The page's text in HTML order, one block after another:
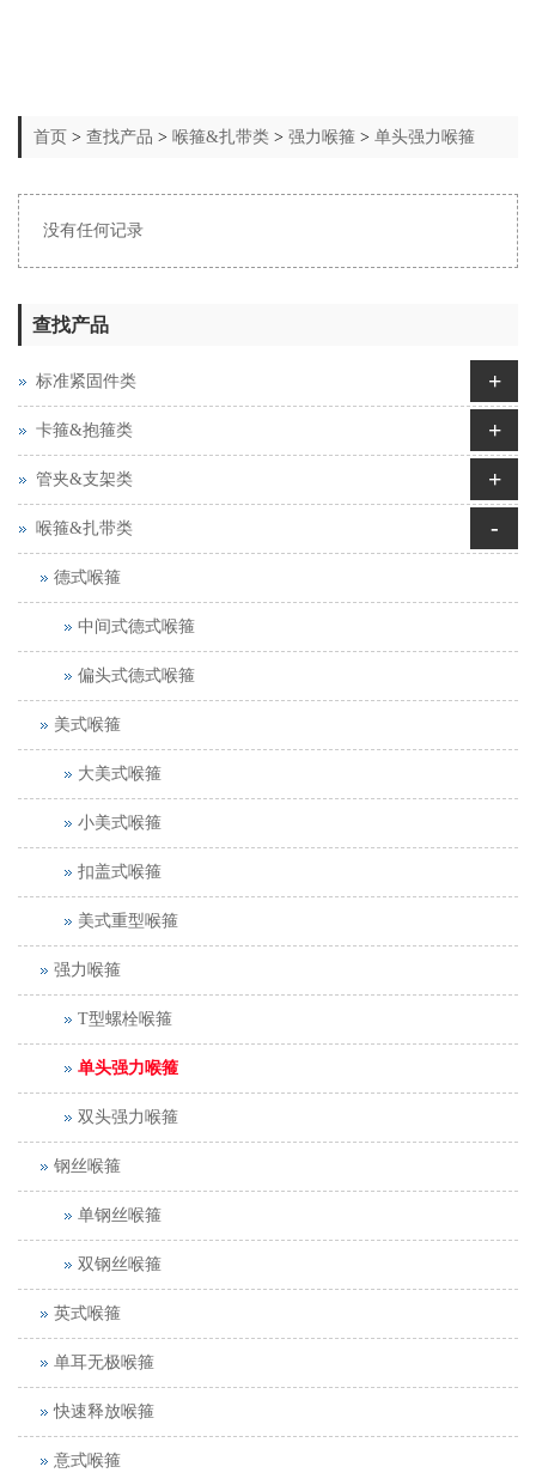
首页 > 查找产品 > 喉箍&扎带类 > 强力喉箍 > 单头强力喉箍
没有任何记录
查找产品
标准紧固件类 +
卡箍&抱箍类 +
管夹&支架类 +
喉箍&扎带类 -
德式喉箍
中间式德式喉箍
偏头式德式喉箍
美式喉箍
大美式喉箍
小美式喉箍
扣盖式喉箍
美式重型喉箍
强力喉箍
T型螺栓喉箍
单头强力喉箍
双头强力喉箍
钢丝喉箍
单钢丝喉箍
双钢丝喉箍
英式喉箍
单耳无极喉箍
快速释放喉箍
意式喉箍